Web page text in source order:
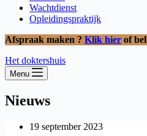
Wachtdienst
Opleidingspraktijk
Afspraak maken ? Klik hier of bel
Het doktershuis
Menu
Nieuws
19 september 2023